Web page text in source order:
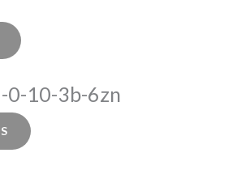
0-10-3b-6zn